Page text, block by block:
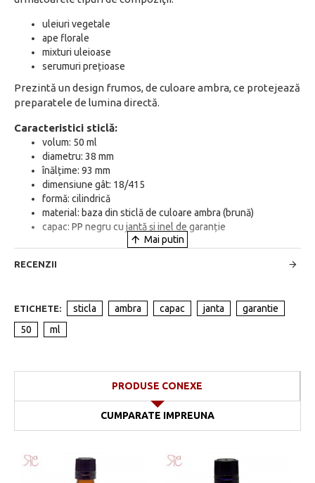
uleiuri vegetale
ape florale
mixturi uleioase
serumuri prețioase
Prezintă un design frumos, de culoare ambra, ce protejează
preparatele de lumina directă.
Caracteristici sticlă:
volum: 50 ml
diametru: 38 mm
înălțime: 93 mm
dimensiune gât: 18/415
formă: cilindrică
material: baza din sticlă de culoare ambra (brună)
capac: PP negru cu jantă și inel de garanție
RECENZII
ETICHETE: sticla ambra capac janta
garantie
50
ml
PRODUSE CONEXE
CUMPARATE IMPREUNA